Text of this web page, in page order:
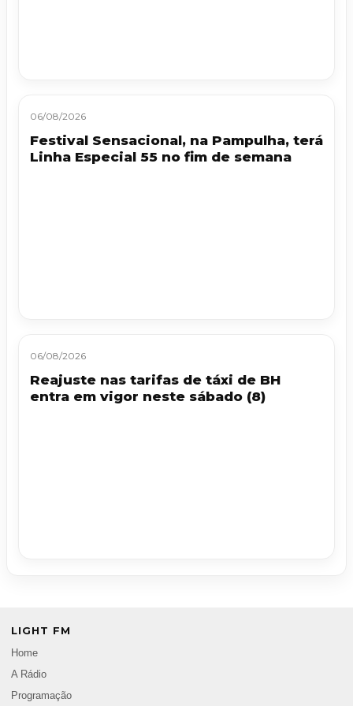
06/08/2026
Festival Sensacional, na Pampulha, terá
Linha Especial 55 no fim de semana
06/08/2026
Reajuste nas tarifas de táxi de BH
entra em vigor neste sábado (8)
LIGHT FM
Home
A Rádio
Programação